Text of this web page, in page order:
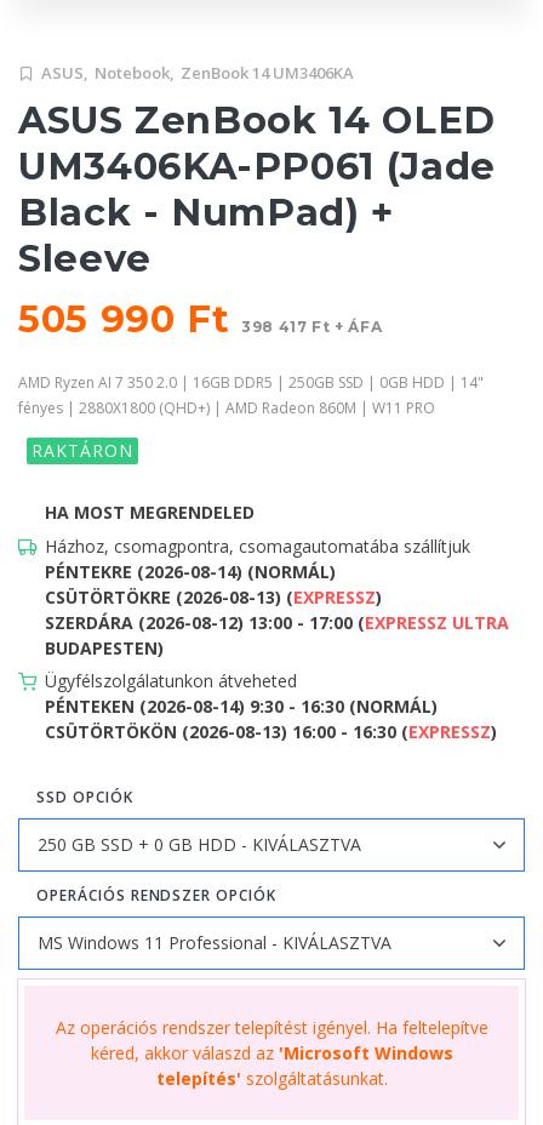
ASUS, Notebook, ZenBook 14 UM3406KA
ASUS ZenBook 14 OLED
UM3406KA-PP061 (Jade
Black - NumPad) +
Sleeve
505 990 Ft
398 417 Ft + ÁFA
AMD Ryzen AI 7 350 2.0 | 16GB DDR5 | 250GB SSD | 0GB HDD | 14"
fényes | 2880X1800 (QHD+) | AMD Radeon 860M | W11 PRO
RAKTÁRON
HA MOST MEGRENDELED
Házhoz, csomagpontra, csomagautomatába szállítjuk
PÉNTEKRE (2026-08-14) (NORMÁL)
CSÜTÖRTÖKRE (2026-08-13) (EXPRESSZ)
SZERDÁRA (2026-08-12) 13:00 - 17:00 (EXPRESSZ ULTRA
BUDAPESTEN)
Ügyfélszolgálatunkon átveheted
PÉNTEKEN (2026-08-14) 9:30 - 16:30 (NORMÁL)
CSÜTÖRTÖKÖN (2026-08-13) 16:00 - 16:30 (EXPRESSZ)
SSD OPCIÓK
OPERÁCIÓS RENDSZER OPCIÓK
Az operációs rendszer telepítést igényel. Ha feltelepítve
kéred, akkor válaszd az 'Microsoft Windows
telepítés' szolgáltatásunkat.